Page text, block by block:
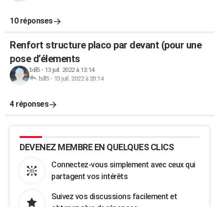
10 réponses
Renfort structure placo par devant (pour une
pose d’élements
bill5- 13 juil. 2022 à 13:14
bill5- 13 juil. 2022 à 20:14
4 réponses
DEVENEZ MEMBRE EN QUELQUES CLICS
Connectez-vous simplement avec ceux qui
partagent vos intérêts
Suivez vos discussions facilement et